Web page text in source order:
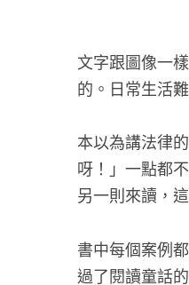
文字跟圖像一
的。日常生活
本以為講法律
呀！」一點都
另一則來讀，
書中每個案例
過了閱讀童話